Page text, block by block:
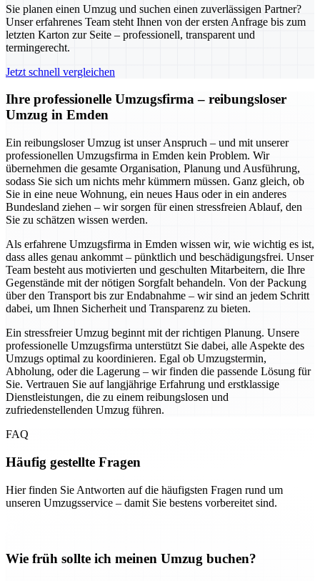
Sie planen einen Umzug und suchen einen zuverlässigen Partner?
Unser erfahrenes Team steht Ihnen von der ersten Anfrage bis zum
letzten Karton zur Seite – professionell, transparent und
termingerecht.
Jetzt schnell vergleichen
Ihre professionelle Umzugsfirma – reibungsloser
Umzug in Emden
Ein reibungsloser Umzug ist unser Anspruch – und mit unserer
professionellen Umzugsfirma in Emden kein Problem. Wir
übernehmen die gesamte Organisation, Planung und Ausführung,
sodass Sie sich um nichts mehr kümmern müssen. Ganz gleich, ob
Sie in eine neue Wohnung, ein neues Haus oder in ein anderes
Bundesland ziehen – wir sorgen für einen stressfreien Ablauf, den
Sie zu schätzen wissen werden.
Als erfahrene Umzugsfirma in Emden wissen wir, wie wichtig es ist,
dass alles genau ankommt – pünktlich und beschädigungsfrei. Unser
Team besteht aus motivierten und geschulten Mitarbeitern, die Ihre
Gegenstände mit der nötigen Sorgfalt behandeln. Von der Packung
über den Transport bis zur Endabnahme – wir sind an jedem Schritt
dabei, um Ihnen Sicherheit und Transparenz zu bieten.
Ein stressfreier Umzug beginnt mit der richtigen Planung. Unsere
professionelle Umzugsfirma unterstützt Sie dabei, alle Aspekte des
Umzugs optimal zu koordinieren. Egal ob Umzugstermin,
Abholung, oder die Lagerung – wir finden die passende Lösung für
Sie. Vertrauen Sie auf langjährige Erfahrung und erstklassige
Dienstleistungen, die zu einem reibungslosen und
zufriedenstellenden Umzug führen.
FAQ
Häufig gestellte Fragen
Hier finden Sie Antworten auf die häufigsten Fragen rund um
unseren Umzugsservice – damit Sie bestens vorbereitet sind.
Wie früh sollte ich meinen Umzug buchen?